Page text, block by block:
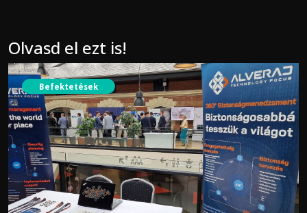
Olvasd el ezt is!
Befektetések